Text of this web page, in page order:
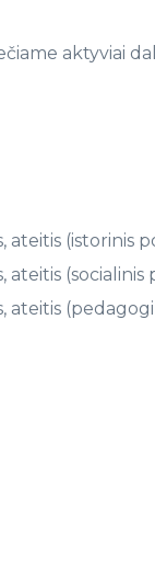
aktyviai
ateitis (istorinis
(socialinis
ateitis